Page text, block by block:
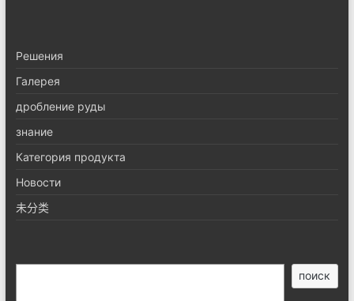
Pешения
Галерея
дробление руды
знание
Категория продукта
Новости
未分类
поиск